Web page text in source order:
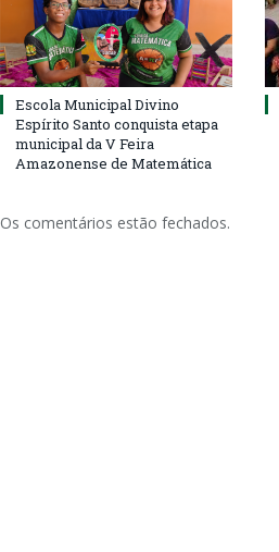
Escola Municipal Divino
Espírito Santo conquista etapa
municipal da V Feira
Amazonense de Matemática
Os comentários estão fechados.